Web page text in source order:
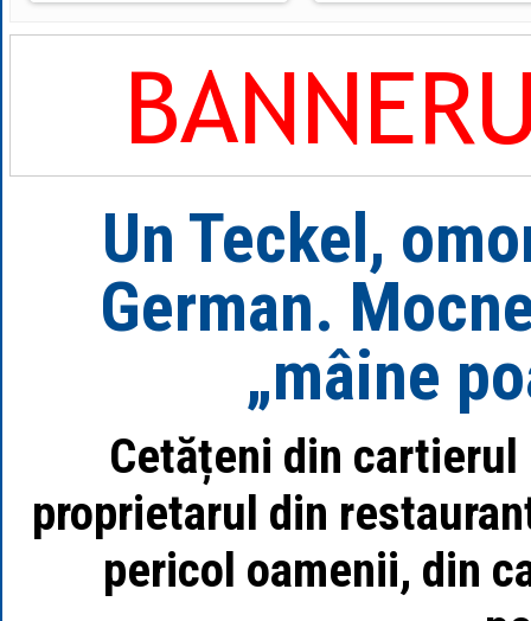
Un Teckel,
German.
„mâine
Cetățeni din cartierul
proprietarul din
pericol oamenii, din